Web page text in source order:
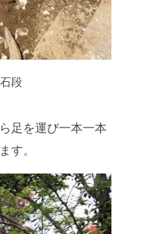
段
足を運び一本一本
す。